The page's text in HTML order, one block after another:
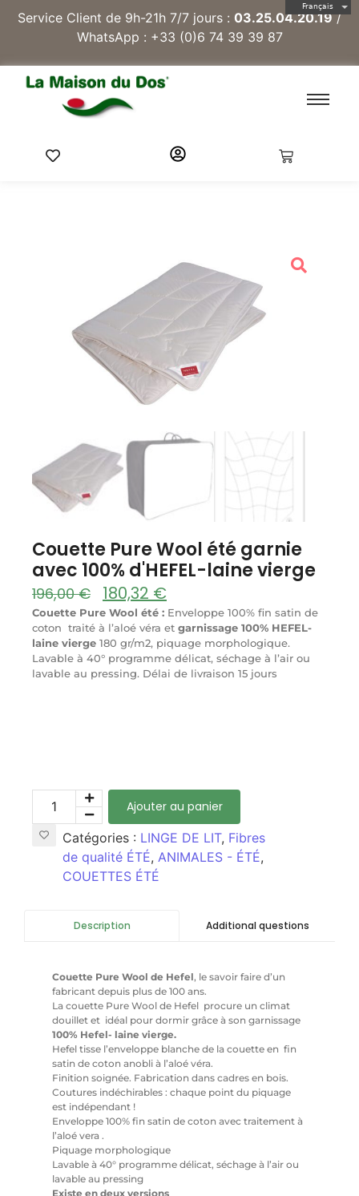
Français
Service Client de 9h-21h 7/7 jours : 03.25.04.20.19/
WhatsApp : +33 (0)6 74 39 39 87
Couette Pure Wool été garnie
avec 100% d'HEFEL-laine vierge
196,00€ 180,32 €
Couette Pure Wool été : Enveloppe 100% fin satin de
coton traité à l’aloé véra et garnissage 100% HEFEL-
laine vierge 180 gr/m2, piquage morphologique.
Lavable à 40° programme délicat, séchage à l’air ou
lavable au pressing. Délai de livraison 15 jours
Ajouter au panier
Catégories : LINGE DE LIT, Fibres
de qualité ÉTÉ, ANIMALES - ÉTÉ,
COUETTES ÉTÉ
Description Additional questions
Couette Pure Wool de Hefel, le savoir faire d’un
fabricant depuis plus de 100 ans.
La couette Pure Wool de Hefel procure un climat
douillet et idéal pour dormir grâce à son garnissage
100% Hefel- laine vierge.
Hefel tisse l’enveloppe blanche de la couette en fin
satin de coton anobli à l’aloé véra.
Finition soignée. Fabrication dans cadres en bois.
Coutures indéchirables : chaque point du piquage
est indépendant !
Enveloppe 100% fin satin de coton avec traitement à
l’aloé vera .
Piquage morphologique
Lavable à 40° programme délicat, séchage à l’air ou
lavable au pressing
Existe en deux versions